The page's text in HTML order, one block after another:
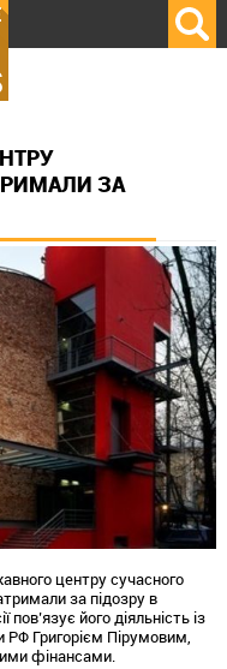
ЗА
центру сучасного
за підозру в
його діяльність із
РФ Григорієм Пірумовим,
фінансами.